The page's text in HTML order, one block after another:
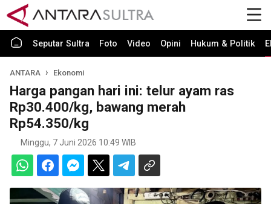
Seputar Sultra Foto Video Opini Hukum & Politik
ANTARA Ekonomi
Harga pangan hari ini: telur ayam ras
Rp30.400/kg, bawang merah
Rp54.350/kg
Minggu, 7 Juni 2026 10:49 WIB